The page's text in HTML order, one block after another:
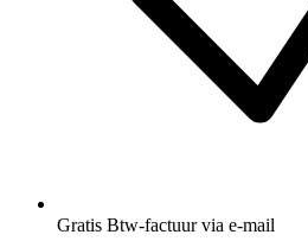
Gratis Btw-factuur via e-mail